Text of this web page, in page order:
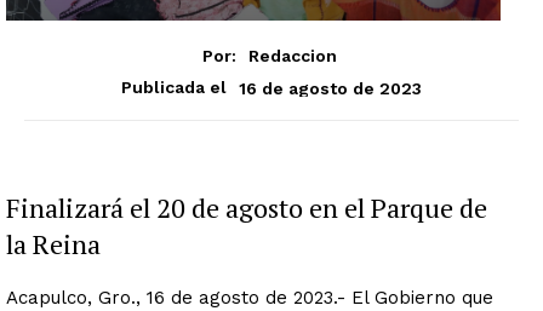
Por:
Redaccion
Publicada el
16 de agosto de 2023
Finalizará el 20 de agosto en el Parque de
la Reina
Acapulco, Gro., 16 de agosto de 2023.- El Gobierno que